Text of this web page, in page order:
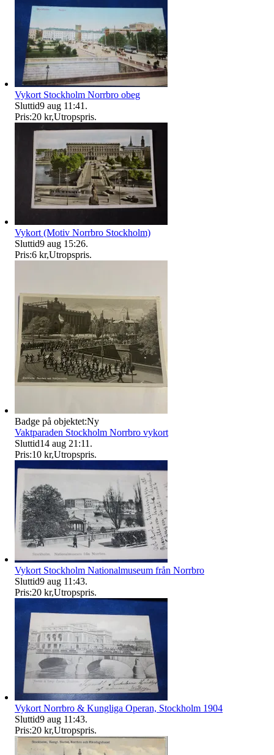
Vykort Stockholm Norrbro obeg
Sluttid9 aug 11:41 .
Pris:20 kr,Utropspris.
Vykort (Motiv Norrbro Stockholm)
Sluttid9 aug 15:26.
Pris:6 kr,Utropspris.
Badge på objektet:Ny
Vaktparaden Stockholm Norrbro vykort
Sluttid14 aug 21:11 .
Pris:10 kr,Utropspris.
Vykort Stockholm Nationalmuseum från Norrbro
Sluttid9 aug 11:43.
Pris:20 kr,Utropspris.
Vykort Norrbro & Kungliga Operan, Stockholm 1904
Sluttid9 aug 11:43.
Pris:20 kr,Utropspris.